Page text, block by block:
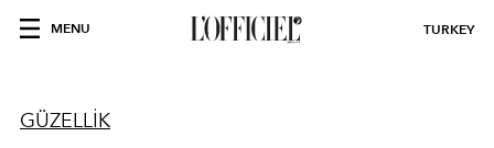
MENU TURKEY
GÜZELLİK